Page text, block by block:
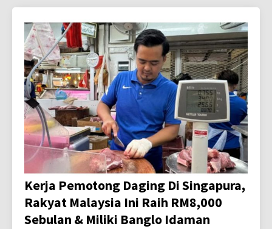
Kerja Pemotong Daging Di Singapura,
Rakyat Malaysia Ini Raih RM8,000
Sebulan & Miliki Banglo Idaman